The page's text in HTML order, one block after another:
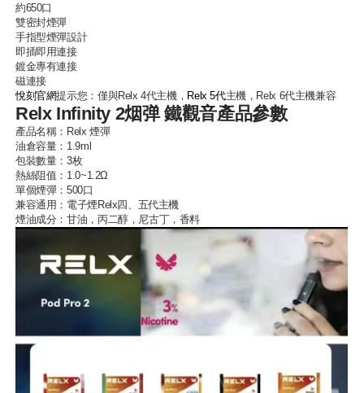
約650口
雙密封煙彈
手指型煙彈設計
即插即用連接
鍍金專有連接
磁連接
悅刻官網提示您：僅與Relx 4代主機， Relx 5代主機，Relx 6代主機兼容
Relx Infinity 2烟弹 鐵觀音產品參數
產品名稱： Relx 煙彈
油倉容量：1.9ml
包裝數量：3枚
熱絲阻值：1.0~1.2Ω
單個煙彈：500口
兼容通用： 電子煙Relx四、五代主機
煙油成分：甘油，丙二醇，尼古丁，香料